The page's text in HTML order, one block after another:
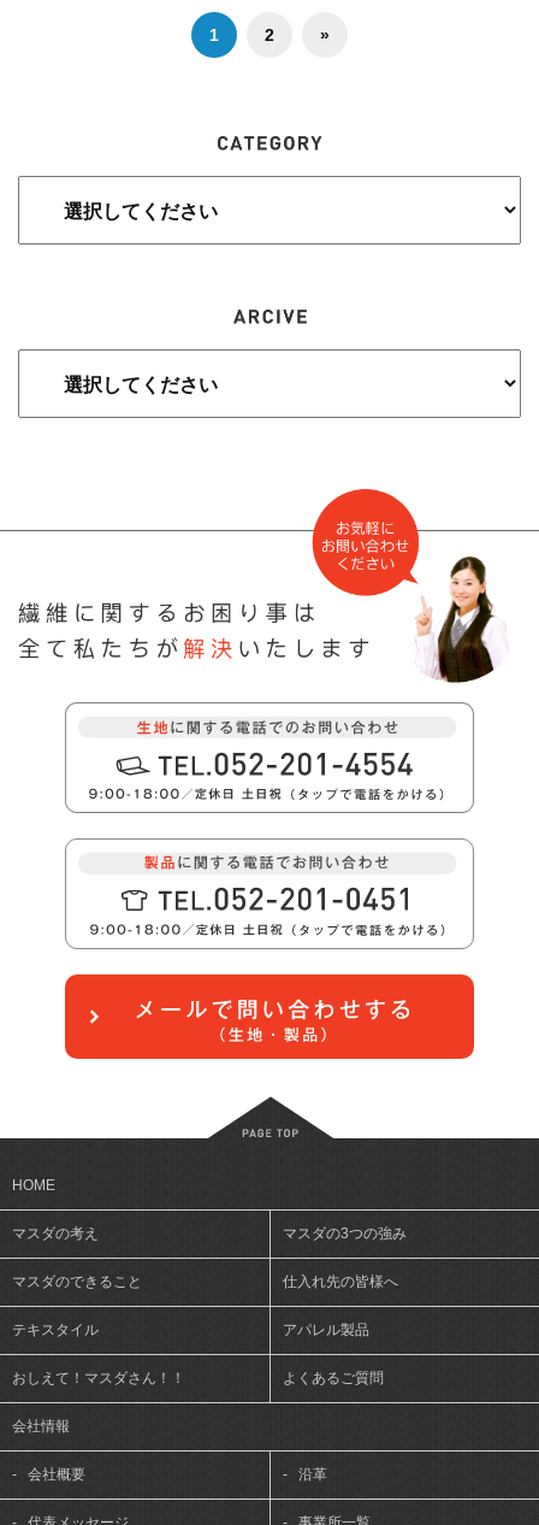
1 2 »
HOME
マスダの考え マスダの3つの強み
マスダのできること 仕入れ先の皆様へ
テキスタイル アパレル製品
おしえて！マスダさん！！ よくあるご質問
会社情報
- 会社概要 - 沿革